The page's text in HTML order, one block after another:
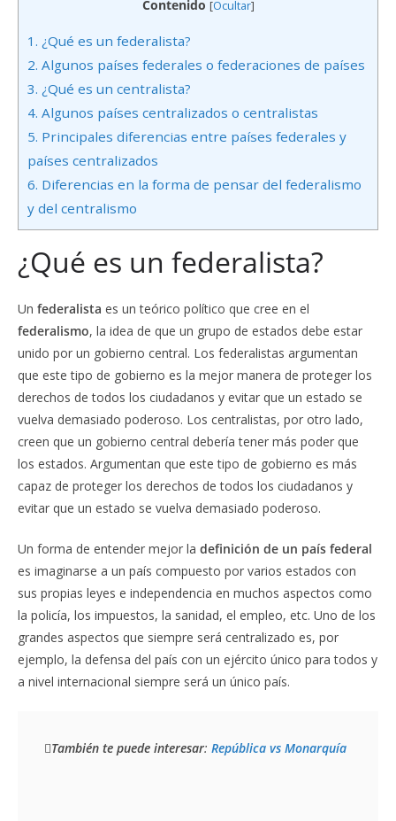
Contenido [Ocultar]
1. ¿Qué es un federalista?
2. Algunos países federales o federaciones de países
3. ¿Qué es un centralista?
4. Algunos países centralizados o centralistas
5. Principales diferencias entre países federales y
países centralizados
6. Diferencias en la forma de pensar del federalismo
y del centralismo
¿Qué es un federalista?
Un federalista es un teórico político que cree en el
federalismo, la idea de que un grupo de estados debe estar
unido por un gobierno central. Los federalistas argumentan
que este tipo de gobierno es la mejor manera de proteger los
derechos de todos los ciudadanos y evitar que un estado se
vuelva demasiado poderoso. Los centralistas, por otro lado,
creen que un gobierno central debería tener más poder que
los estados. Argumentan que este tipo de gobierno es más
capaz de proteger los derechos de todos los ciudadanos y
evitar que un estado se vuelva demasiado poderoso.
Un forma de entender mejor la definición de un país federal
es imaginarse a un país compuesto por varios estados con
sus propias leyes e independencia en muchos aspectos como
la policía, los impuestos, la sanidad, el empleo, etc. Uno de los
grandes aspectos que siempre será centralizado es, por
ejemplo, la defensa del país con un ejército único para todos y
a nivel internacional siempre será un único país.
También te puede interesar: República vs Monarquía